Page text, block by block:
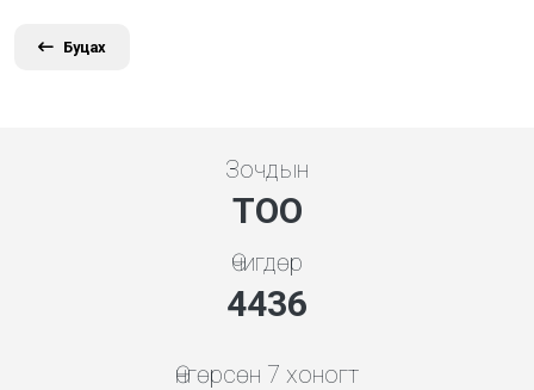
Буцах
Зочдын
ТОО
Өчигдөр
5119
Өнгөрсөн 7 хоногт